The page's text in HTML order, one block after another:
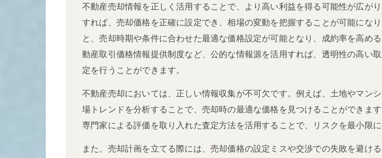
不動産売却情報を正しく活用することで、より高い利益を得る可能性が広が
すれば、売却価格を正確に設定でき、相場の変動を把握することが可能にな
と、売却時期や条件に合わせた最適な価格設定が可能となり、成約率を高め
動産取引価格情報提供制度など、公的な情報源を活用すれば、透明性の高い
定を行うことができます。
不動産売却においては、正しい情報収集が不可欠です。例えば、土地やマン
場トレンドを分析することで、売却時の最適な価格を見つけることができま
専門家による評価を取り入れた査定方法を活用することで、リスクを最小限
また、売却計画を立てる際には、売却価格の設定ミスや交渉での失敗を避け